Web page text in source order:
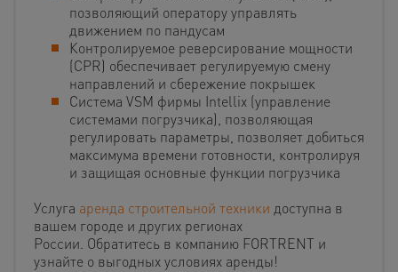
позволяющий оператору управлять
движением по пандусам
Контролируемое реверсирование мощности
(CPR) обеспечивает регулируемую смену
направлений и сбережение покрышек
Система VSM фирмы Intellix (управление
системами погрузчика), позволяющая
регулировать параметры, позволяет добиться
максимума времени готовности, контролируя
и защищая основные функции погрузчика
Услуга аренда строительной техники доступна в
вашем городе и других регионах
России. Обратитесь в компанию FORTRENT и
узнайте о выгодных условиях аренды!